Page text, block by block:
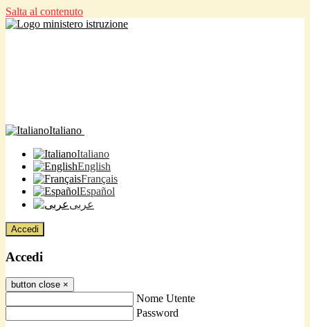
Salta al contenuto
Italiano
Italiano
English
Français
Español
عربى
Accedi
Accedi
button close ×
Nome Utente
Password